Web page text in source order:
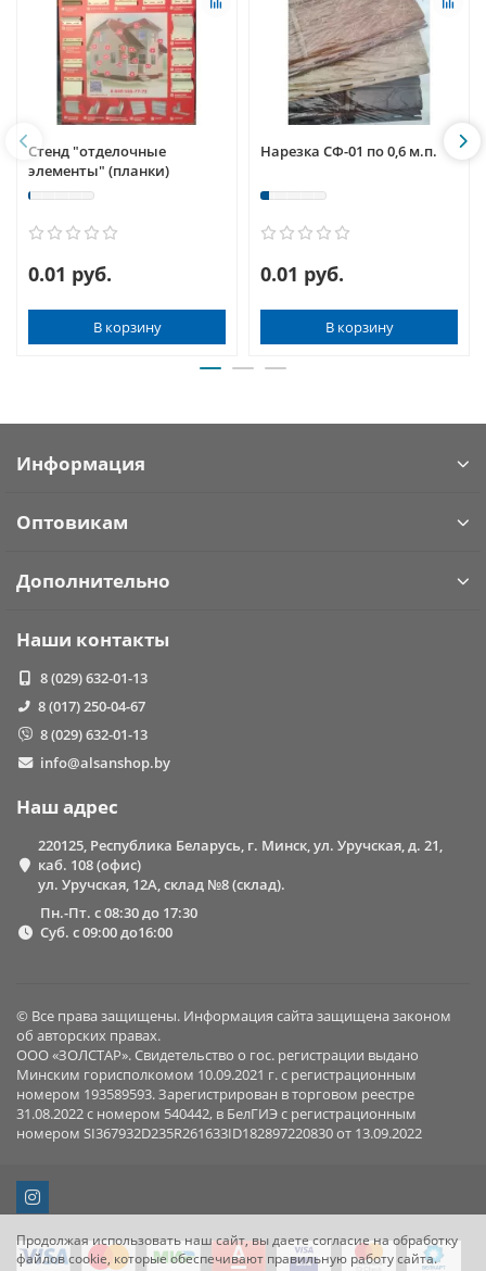
Стенд "отделочные
элементы" (планки)
0.01 руб.
В корзину
Нарезка СФ-01 по 0,6 м.п.
0.01 руб.
В корзину
Продолжая использовать наш сайт, вы даете согласие на обработку
файлов cookie, которые обеспечивают правильную работу сайта.
Информация
Оптовикам
Дополнительно
Наши контакты
8 (029) 632-01-13
8 (017) 250-04-67
8 (029) 632-01-13
info@alsanshop.by
Наш адрес
220125, Республика Беларусь, г. Минск, ул. Уручская, д. 21,
каб. 108 (офис)
ул. Уручская, 12А, склад №8 (склад).
Пн.-Пт. с 08:30 до 17:30
Суб. с 09:00 до16:00
© Все права защищены. Информация сайта защищена законом
об авторских правах.
ООО «ЗОЛСТАР». Свидетельство о гос. регистрации выдано
Минским горисполкомом 10.09.2021 г. с регистрационным
номером 193589593. Зарегистрирован в торговом реестре
31.08.2022 с номером 540442, в БелГИЭ с регистрационным
номером SI367932D235R261633ID182897220830 от 13.09.2022